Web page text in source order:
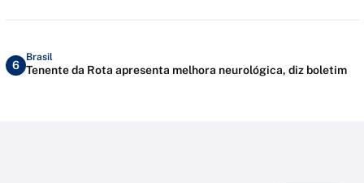
6
Brasil
Tenente da Rota apresenta melhora neurológica, diz boletim